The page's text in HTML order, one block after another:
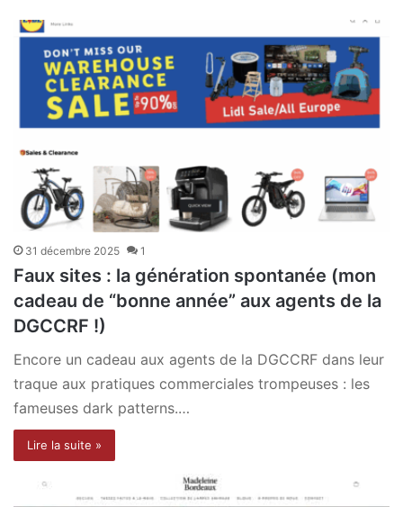
31 décembre 2025 1
Faux sites : la génération spontanée (mon
cadeau de “bonne année” aux agents de la
DGCCRF !)
Encore un cadeau aux agents de la DGCCRF dans leur
traque aux pratiques commerciales trompeuses : les
fameuses dark patterns.…
Lire la suite »